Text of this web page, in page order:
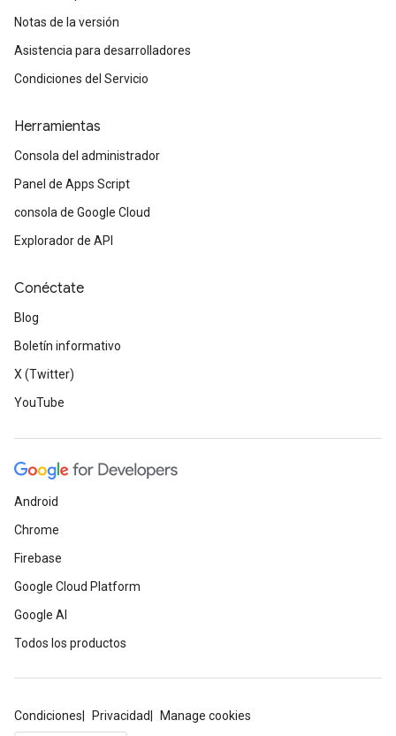
Notas de la versión
Asistencia para desarrolladores
Condiciones del Servicio
Herramientas
Consola del administrador
Panel de Apps Script
consola de Google Cloud
Explorador de API
Conéctate
Blog
Boletín informativo
X (Twitter)
YouTube
Android
Chrome
Firebase
Google Cloud Platform
Google AI
Todos los productos
Condiciones Privacidad Manage cookies